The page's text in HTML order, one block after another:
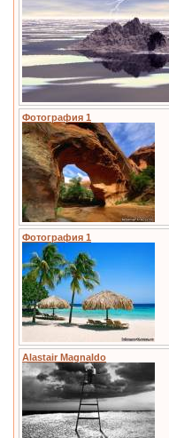
Фотография 1
Фотография 1
Alastair Magnaldo